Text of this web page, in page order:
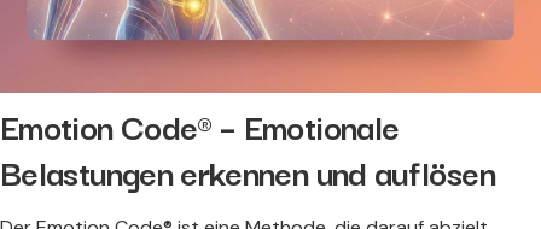
Emotion Code® – Emotionale
Belastungen erkennen und auflösen​